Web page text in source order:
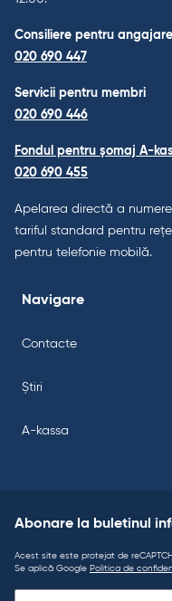
Consiliere pentru angajare
020 690 447
Servicii pentru membri
020 690 446
Fondul pentru șomaj A-
020 690 455
Apelarea directă a
tariful standard pentru
pentru telefonie mobilă.
Navigare
Contacte
Știri
A-kassa
Abonare la buletinul
Acest site este protejat de
Se aplică Google Politica de